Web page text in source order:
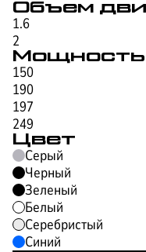
Объем
1.6
2
Мощность
150
190
197
249
Цвет
Серый
Черный
Зеленый
Белый
Серебристый
Синий